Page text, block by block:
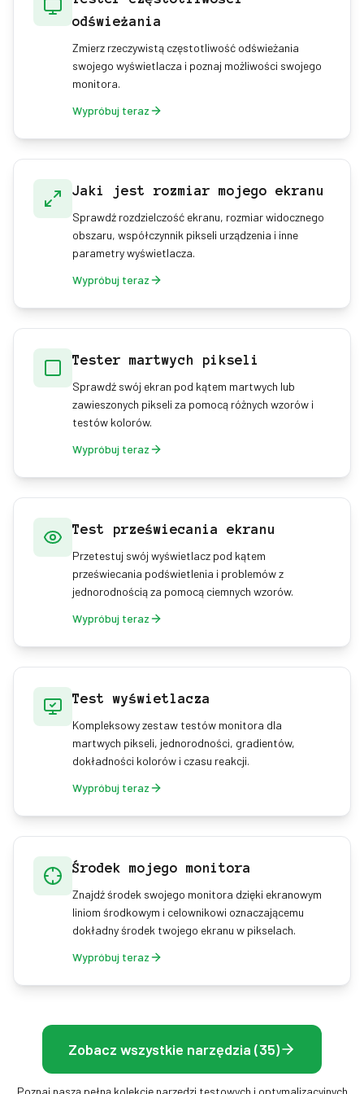
odświeżania
Zmierz rzeczywistą częstotliwość odświeżania
swojego wyświetlacza i poznaj możliwości swojego
monitora.
Wypróbuj teraz
Jaki jest rozmiar mojego ekranu
Sprawdź rozdzielczość ekranu, rozmiar widocznego
obszaru, współczynnik pikseli urządzenia i inne
parametry wyświetlacza.
Wypróbuj teraz
Tester martwych pikseli
Sprawdź swój ekran pod kątem martwych lub
zawieszonych pikseli za pomocą różnych wzorów i
testów kolorów.
Wypróbuj teraz
Test przeświecania ekranu
Przetestuj swój wyświetlacz pod kątem
przeświecania podświetlenia i problemów z
jednorodnością za pomocą ciemnych wzorów.
Wypróbuj teraz
Test wyświetlacza
Kompleksowy zestaw testów monitora dla
martwych pikseli, jednorodności, gradientów,
dokładności kolorów i czasu reakcji.
Wypróbuj teraz
Środek mojego monitora
Znajdź środek swojego monitora dzięki ekranowym
liniom środkowym i celownikowi oznaczającemu
dokładny środek twojego ekranu w pikselach.
Wypróbuj teraz
Zobacz wszystkie narzędzia (35)
Poznaj naszą pełną kolekcję narzędzi testowych i optymalizacyjnych